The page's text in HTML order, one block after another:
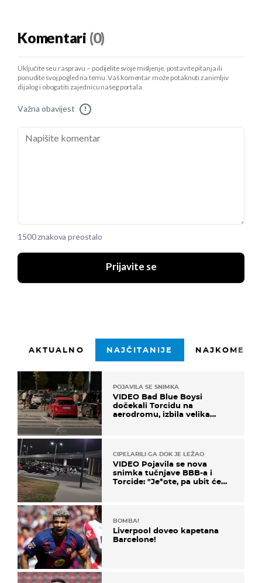
Komentari (0)
Uključite se u raspravu – podijelite svoje mišljenje, postavite pitanja ili
ponudite svoj pogled na temu. Vaš komentar može potaknuti zanimljiv
dijalog i obogatiti zajednicu našeg portala.
Važna obavijest !
1500 znakova preostalo
Prijavite se
AKTUALNO NAJČITANIJE
POJAVILA SE SNIMKA
VIDEO Bad Blue Boysi
dočekali Torcidu na
aerodromu, izbila velika
CIPELARILI GA DOK JE LEŽAO
VIDEO Pojavila se nova
snimka tučnjave BBB-a i
Torcide: "Je*ote, pa ubit će
BOMBA!
Liverpool doveo kapetana
Barcelone!